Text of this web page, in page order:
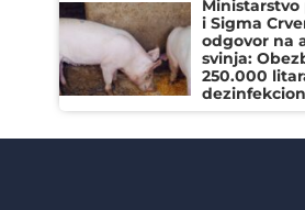
i Sigma
odgovor na
svinja:
250.000